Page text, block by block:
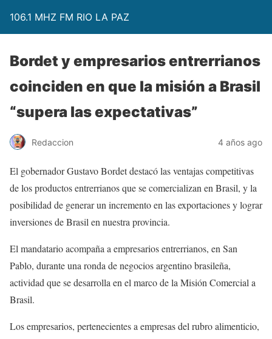
106.1 MHZ FM RIO LA PAZ
Bordet y empresarios entrerrianos
coinciden en que la misión a Brasil
“supera las expectativas”
Redaccion 4 años ago
El gobernador Gustavo Bordet destacó las ventajas competitivas
de los productos entrerrianos que se comercializan en Brasil, y la
posibilidad de generar un incremento en las exportaciones y lograr
inversiones de Brasil en nuestra provincia.
El mandatario acompaña a empresarios entrerrianos, en San
Pablo, durante una ronda de negocios argentino brasileña,
actividad que se desarrolla en el marco de la Misión Comercial a
Brasil.
Los empresarios, pertenecientes a empresas del rubro alimenticio,